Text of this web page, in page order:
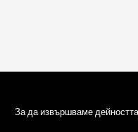
За да извършваме
© Copyright 2026 Biodeck.